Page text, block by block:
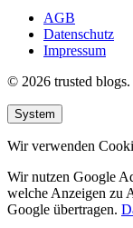
AGB
Datenschutz
Impressum
© 2026 trusted
System
Wir verwenden
Wir nutzen Google
welche Anzeigen zu
Google übertragen.